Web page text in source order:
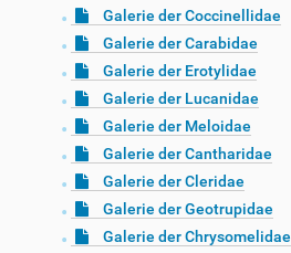
Galerie der Coccinellidae
Galerie der Carabidae
Galerie der Erotylidae
Galerie der Lucanidae
Galerie der Meloidae
Galerie der Cantharidae
Galerie der Cleridae
Galerie der Geotrupidae
Galerie der Chrysomelidae